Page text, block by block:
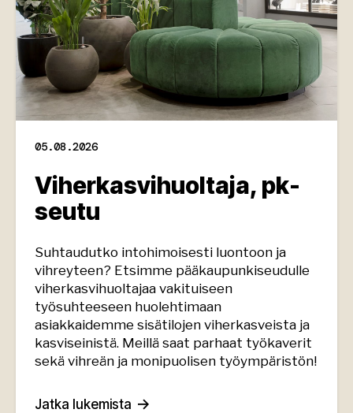
05.08.2026
Viherkasvihuoltaja, pk-
seutu
Suhtaudutko intohimoisesti luontoon ja
vihreyteen? Etsimme pääkaupunkiseudulle
viherkasvihuoltajaa vakituiseen
työsuhteeseen huolehtimaan
asiakkaidemme sisätilojen viherkasveista ja
kasviseinistä. Meillä saat parhaat työkaverit
sekä vihreän ja monipuolisen työympäristön!
Jatka lukemista